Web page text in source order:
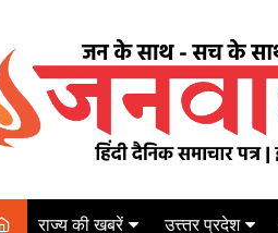
राज्य की खबरें उत्त्तर प्रदेश